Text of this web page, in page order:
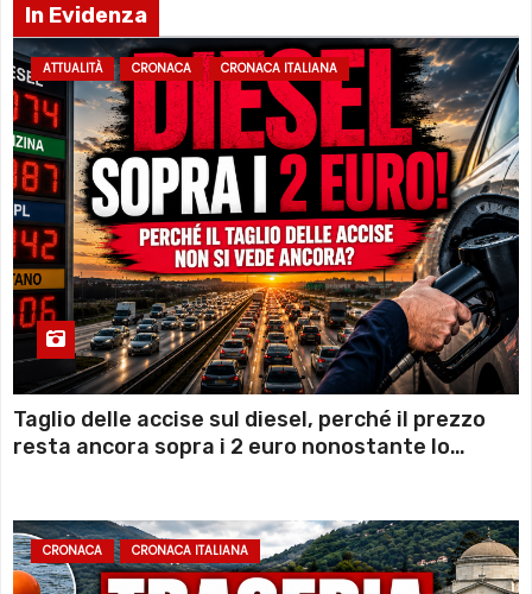
In Evidenza
ATTUALITÀ CRONACA CRONACA ITALIANA
Taglio delle accise sul diesel, perché il prezzo
resta ancora sopra i 2 euro nonostante lo
CRONACA CRONACA ITALIANA